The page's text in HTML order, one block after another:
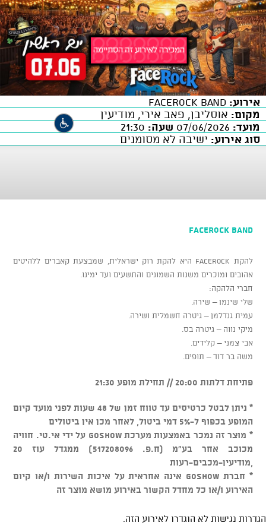
אירוע:
מקום: אוסליבן, פאב אירי, מודיעין
מועד:
שעה:
סוג אירוע: ישיבה לא מסומנים
Facerock Band
​להקת FaceRock היא להקת רוק ישראלית, שמבצעת קאברים ללהיטים
אהובים ומוכרים משנות השמונים והתשעים ועד ימינו.
​חברי הלהקה:
​שלי שינמן – שירה.
​עמית גנדלמן – גיטרה חשמלית ושירה.
​מיקי נווה – גיטרה בס.
​אבי צמני – קלידים.
​משה בר דוד – תופים.
פתיחת דלתות 20:00 // תחילת מופע 21:30
* ניתן לבטל כרטיסים עד טווח זמן של 48 שעות לפני מועד קיום
המופע בכפוף ל-5% דמי ביטול, לאחר מכן אין ביטולים
* מוצר זה נמכר באמצעות מערכת GOSHOW על ידי אי.טי. חוויה
מכוכב אחר בע"מ (ח.פ. 517208096) ממגדל עוז 20
,מודיעין-מכבים-רעות
* חברת GOSHOW אינה אחראית על איכות השירות ו/או קיום
האירוע ו/או כל מחדל הקשור באירוע מושא מוצר זה
הגדרות נגישות לא הוגדרו לאירוע הזה.